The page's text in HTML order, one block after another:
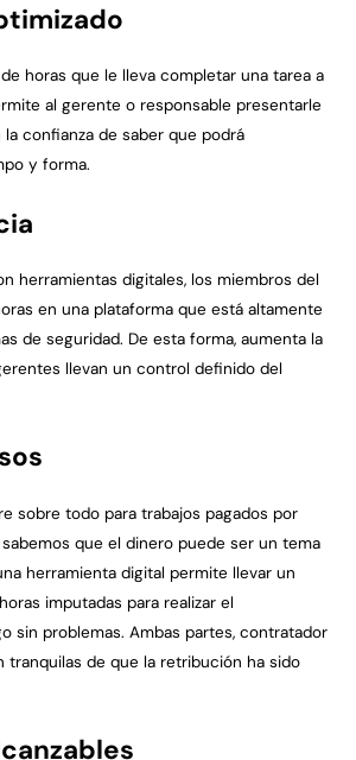
horas que le lleva completar una tarea a
al gerente o responsable presentarle
confianza de saber que podrá
y forma.
herramientas digitales, los miembros del
en una plataforma que está altamente
de seguridad. De esta forma, aumenta la
llevan un control definido del
sobre todo para trabajos pagados por
que el dinero puede ser un tema
herramienta digital permite llevar un
imputadas para realizar el
sin problemas. Ambas partes, contratador
tranquilas de que la retribución ha sido